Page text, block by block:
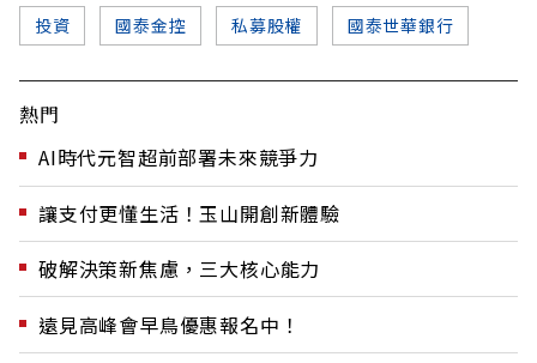
投資 國泰金控 私募股權 國泰世華銀行
熱門
AI時代元智超前部署未來競爭力
讓支付更懂生活！玉山開創新體驗
破解決策新焦慮，三大核心能力
遠見高峰會早鳥優惠報名中！